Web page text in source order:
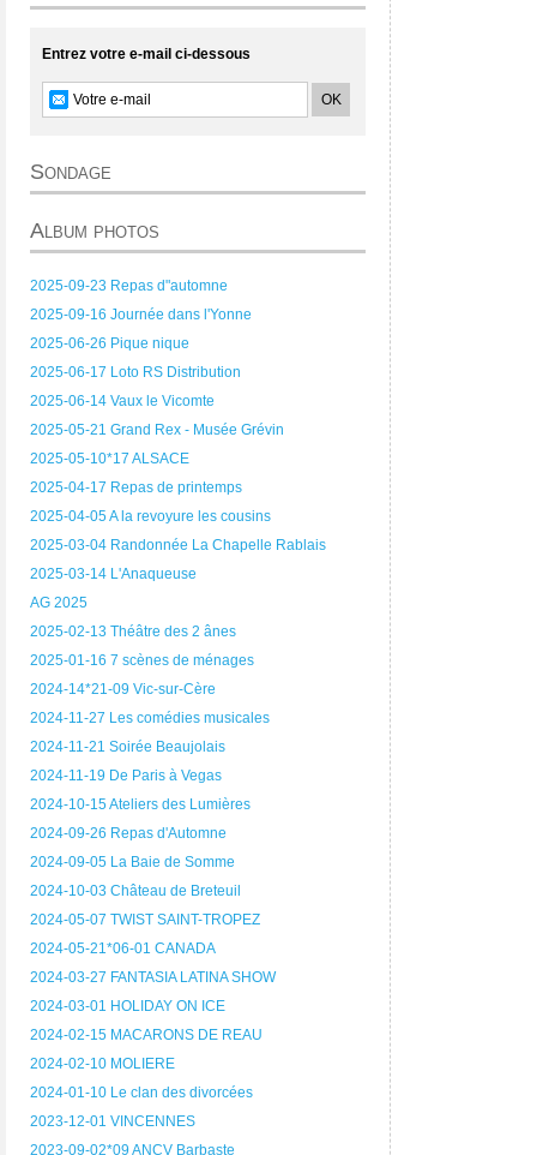
Entrez votre e-mail ci-dessous
Sondage
Album photos
2025-09-23 Repas d"automne
2025-09-16 Journée dans l'Yonne
2025-06-26 Pique nique
2025-06-17 Loto RS Distribution
2025-06-14 Vaux le Vicomte
2025-05-21 Grand Rex - Musée Grévin
2025-05-10*17 ALSACE
2025-04-17 Repas de printemps
2025-04-05 A la revoyure les cousins
2025-03-04 Randonnée La Chapelle Rablais
2025-03-14 L'Anaqueuse
AG 2025
2025-02-13 Théâtre des 2 ânes
2025-01-16 7 scènes de ménages
2024-14*21-09 Vic-sur-Cère
2024-11-27 Les comédies musicales
2024-11-21 Soirée Beaujolais
2024-11-19 De Paris à Vegas
2024-10-15 Ateliers des Lumières
2024-09-26 Repas d'Automne
2024-09-05 La Baie de Somme
2024-10-03 Château de Breteuil
2024-05-07 TWIST SAINT-TROPEZ
2024-05-21*06-01 CANADA
2024-03-27 FANTASIA LATINA SHOW
2024-03-01 HOLIDAY ON ICE
2024-02-15 MACARONS DE REAU
2024-02-10 MOLIERE
2024-01-10 Le clan des divorcées
2023-12-01 VINCENNES
2023-09-02*09 ANCV Barbaste